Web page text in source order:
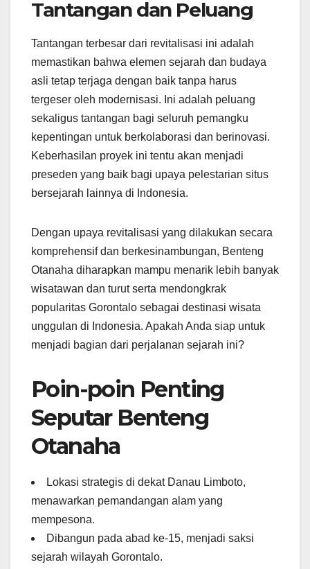
Tantangan dan Peluang
Tantangan terbesar dari revitalisasi ini adalah
memastikan bahwa elemen sejarah dan budaya
asli tetap terjaga dengan baik tanpa harus
tergeser oleh modernisasi. Ini adalah peluang
sekaligus tantangan bagi seluruh pemangku
kepentingan untuk berkolaborasi dan berinovasi.
Keberhasilan proyek ini tentu akan menjadi
preseden yang baik bagi upaya pelestarian situs
bersejarah lainnya di Indonesia.
Dengan upaya revitalisasi yang dilakukan secara
komprehensif dan berkesinambungan, Benteng
Otanaha diharapkan mampu menarik lebih banyak
wisatawan dan turut serta mendongkrak
popularitas Gorontalo sebagai destinasi wisata
unggulan di Indonesia. Apakah Anda siap untuk
menjadi bagian dari perjalanan sejarah ini?
Poin-poin Penting
Seputar Benteng
Otanaha
Lokasi strategis di dekat Danau Limboto,
menawarkan pemandangan alam yang
mempesona.
Dibangun pada abad ke-15, menjadi saksi
sejarah wilayah Gorontalo.